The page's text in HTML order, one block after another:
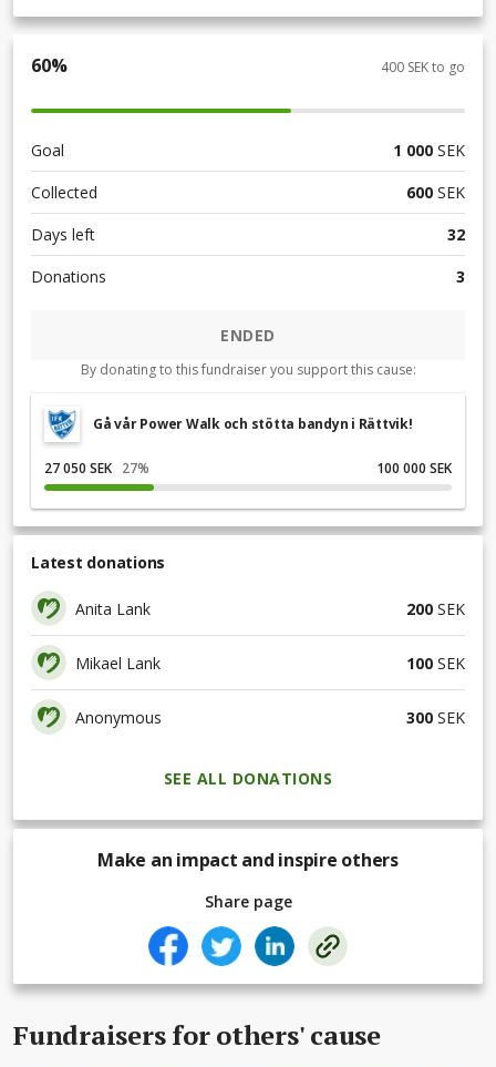
60% 400 SEK to go
Goal 1 000 SEK
Collected
600 SEK
Days left
32
Donations
3
ENDED
By donating to this fundraiser you support this cause:
Gå vår Power Walk och stötta bandyn i Rättvik!
27 050 SEK 27% 100 000 SEK
Latest donations
Anita Lank 200 SEK
Mikael Lank 100 SEK
Anonymous 300 SEK
SEE ALL DONATIONS
Make an impact and inspire others
Share page
Fundraisers for others' cause